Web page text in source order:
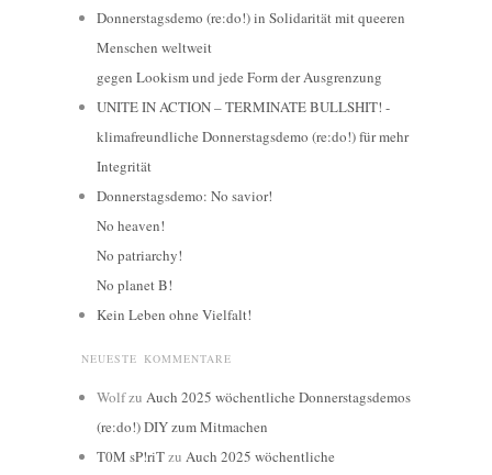
Donnerstagsdemo (re:do!) in Solidarität mit queeren
Menschen weltweit
gegen Lookism und jede Form der Ausgrenzung
UNITE IN ACTION – TERMINATE BULLSHIT! -
klimafreundliche Donnerstagsdemo (re:do!) für mehr
Integrität
Donnerstagsdemo: No savior!
No heaven!
No patriarchy!
No planet B!
Kein Leben ohne Vielfalt!
NEUESTE KOMMENTARE
Wolfzu Auch 2025 wöchentliche Donnerstagsdemos
(re:do!) DIY zum Mitmachen
T0M sP!riTzu Auch 2025 wöchentliche